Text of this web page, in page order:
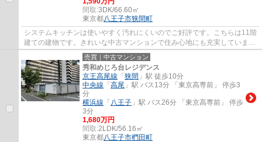
間取:3DK/66.60㎡
東京都八王子市狭間町
システムキッチンは使いやすく汚れにくいのでご好評です。こちらは11階
建ての建物です。きれいな中古マンションで住み心地にも充実していま
す。駅まで徒歩11分でアクセス可能です。当...
売買｜中古マンション
秀和めじろ台レジデンス
京王高尾線 「 狭間 」駅 徒歩10分
中央線 「 高尾 」駅 バス13分 「東京高専前」 停歩3
分
横浜線 「 八王子 」駅 バス26分 「東京高専前」 停歩
3分
1,680万円
間取:2LDK/56.16㎡
東京都八王子市椚田町